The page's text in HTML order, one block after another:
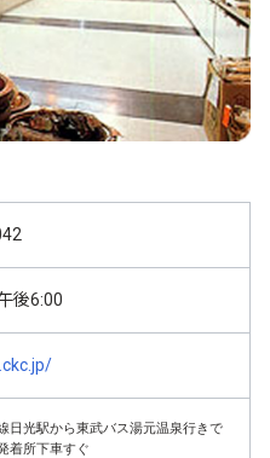
後6:00
日光駅から東武バス湯元温泉行きで
着所下車すぐ